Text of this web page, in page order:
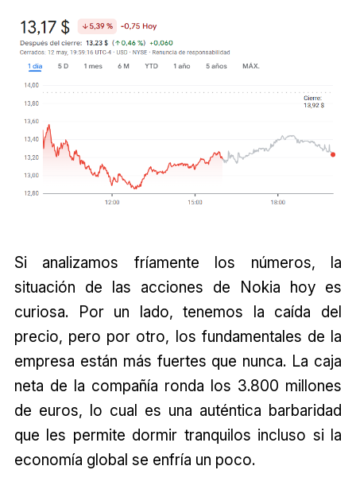
Si analizamos fríamente los números, la
situación de las acciones de Nokia hoy es
curiosa. Por un lado, tenemos la caída del
precio, pero por otro, los fundamentales de la
empresa están más fuertes que nunca. La caja
neta de la compañía ronda los 3.800 millones
de euros, lo cual es una auténtica barbaridad
que les permite dormir tranquilos incluso si la
economía global se enfría un poco.